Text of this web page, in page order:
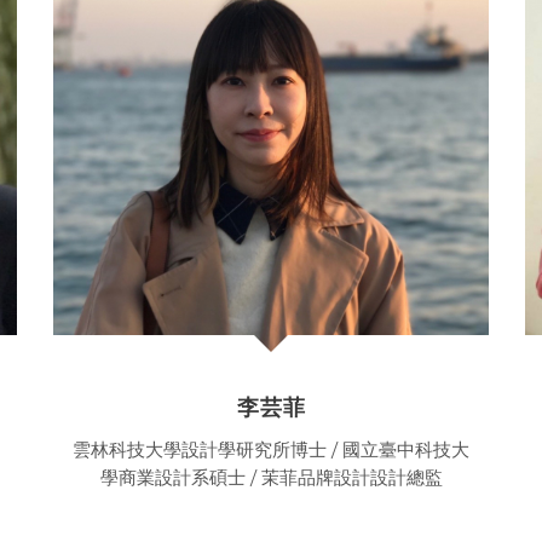
李芸菲
雲林科技大學設計學研究所博士 / 國立臺中科技大
學商業設計系碩士 / 茉菲品牌設計設計總監